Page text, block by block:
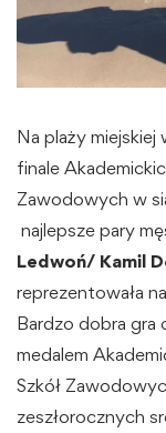
Na plaży
finale
Zawodowych w
najlepsze pary
Ledwoń/ Kamil
reprezentowała
Bardzo dobra gra
medalem
Szkół
zeszłorocznych